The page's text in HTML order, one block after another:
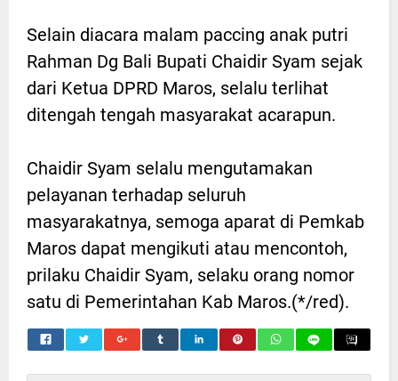
Selain diacara malam paccing anak putri
Rahman Dg Bali Bupati Chaidir Syam sejak
dari Ketua DPRD Maros, selalu terlihat
ditengah tengah masyarakat acarapun.
Chaidir Syam selalu mengutamakan
pelayanan terhadap seluruh
masyarakatnya, semoga aparat di Pemkab
Maros dapat mengikuti atau mencontoh,
prilaku Chaidir Syam, selaku orang nomor
satu di Pemerintahan Kab Maros.(*/red).